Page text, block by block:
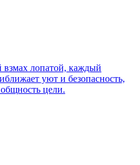
лопатой, каждый
уют и безопасность,
цели.